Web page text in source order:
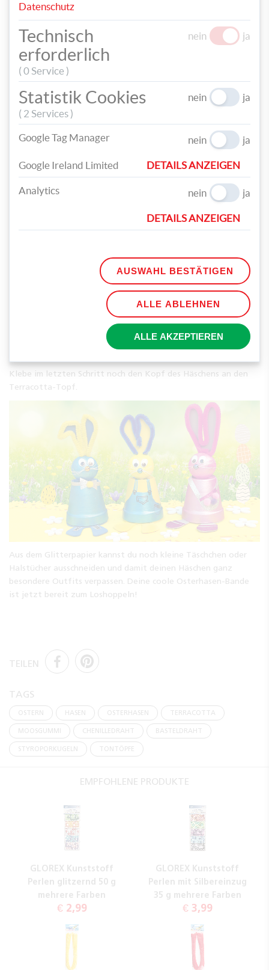
Mit einer zweiten Acrylfarbe lassen sich ganz einfach Hasen-
Outfits auf die Terracotta-Töpfe malen. Umrande hier nur die
Umrisse mit einem schwarzen Fineliner, damit die Konturen
Klebe im letzten Schritt noch den Kopf des Häschens an den
Terracotta-Topf.
Aus dem Glitterpapier kannst du noch kleine Täschchen oder
Halstücher ausschneiden und damit deinen Häschen ganz
besondere Outfits verpassen. Deine coole Osterhasen-Bande
ist jetzt bereit zum Loshoppeln!
TEILEN
TAGS
OSTERN HASEN OSTERHASEN TERRACOTTA
MOOSGUMMI CHENILLEDRAHT BASTELDRAHT
STYROPORKUGELN TONTÖPFE
EMPFOHLENE PRODUKTE
GLOREX Kunststoff
Perlen glitzernd 50 g
mehrere Farben
€ 2,99
GLOREX Kunststoff
Perlen mit Silbereinzug
35 g mehrere Farben
€ 3,99
Datenschutz
Technisch
erforderlich
( 0 Service )
nein ja
Statistik Cookies
( 2 Services )
nein ja
Google Tag Manager nein ja
Google Ireland Limited DETAILS ANZEIGEN
Analytics nein ja
DETAILS ANZEIGEN
AUSWAHL BESTÄTIGEN
ALLE ABLEHNEN
ALLE AKZEPTIEREN